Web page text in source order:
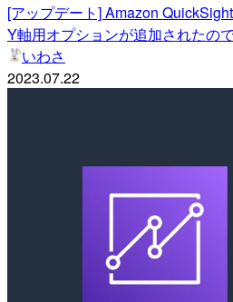
[アップデート] Amazon
Y軸用オプションが追加されたの
いわさ
2023.07.22